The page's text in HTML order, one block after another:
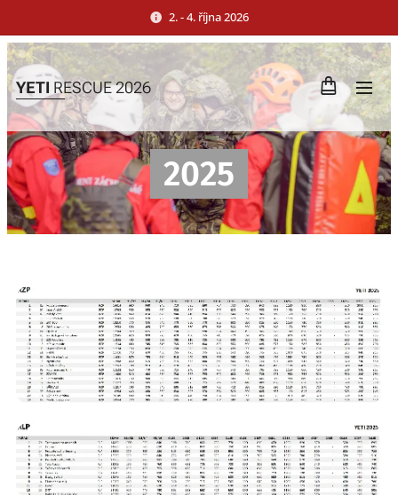
2. - 4. října 2026
YETI RESCUE 2026
2025